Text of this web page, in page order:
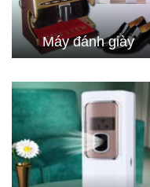
Máy đánh giày